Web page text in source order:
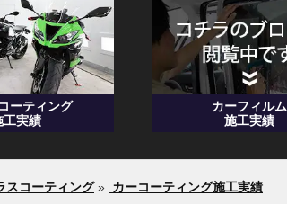
ーティング
工実績
カーフィルム
施工実績
スコーティング» カーコーティング施工実績